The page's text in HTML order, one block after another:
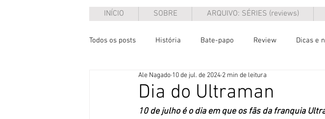
INÍCIO SOBRE ARQUIVO: SÉRIES (reviews)
Todos os posts História Bate-papo Review Dicas e
Dia do Ultraman
Ale Nagado 10 de jul. de 2024 2 min de leitura
10 de julho é o dia em que os fãs da franquia